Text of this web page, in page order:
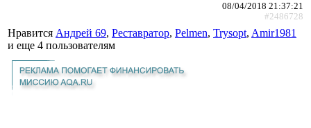
08/04/2018 21:37:21
#2486728
Нравится Андрей 69, Реставратор, Pelmen, Trysopt, Amir1981
и еще 4 пользователям